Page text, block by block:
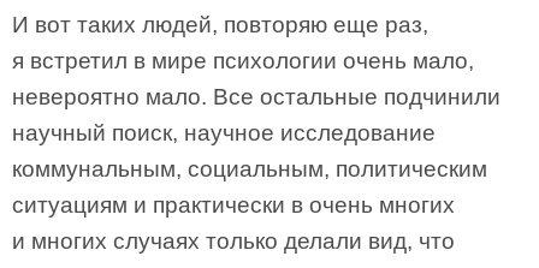
И вот таких людей, повторяю еще раз,
я встретил в мире психологии очень мало,
невероятно мало. Все остальные подчинили
научный поиск, научное исследование
коммунальным, социальным, политическим
ситуациям и практически в очень многих
и многих случаях только делали вид, что